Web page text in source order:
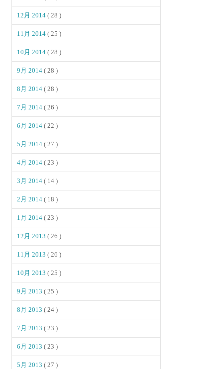
12月 2014( 28 )
11月 2014( 25 )
10月 2014( 28 )
9月 2014( 28 )
8月 2014( 28 )
7月 2014( 26 )
6月 2014( 22 )
5月 2014( 27 )
4月 2014( 23 )
3月 2014( 14 )
2月 2014( 18 )
1月 2014( 23 )
12月 2013( 26 )
11月 2013( 26 )
10月 2013( 25 )
9月 2013( 25 )
8月 2013( 24 )
7月 2013( 23 )
6月 2013( 23 )
5月 2013( 27 )